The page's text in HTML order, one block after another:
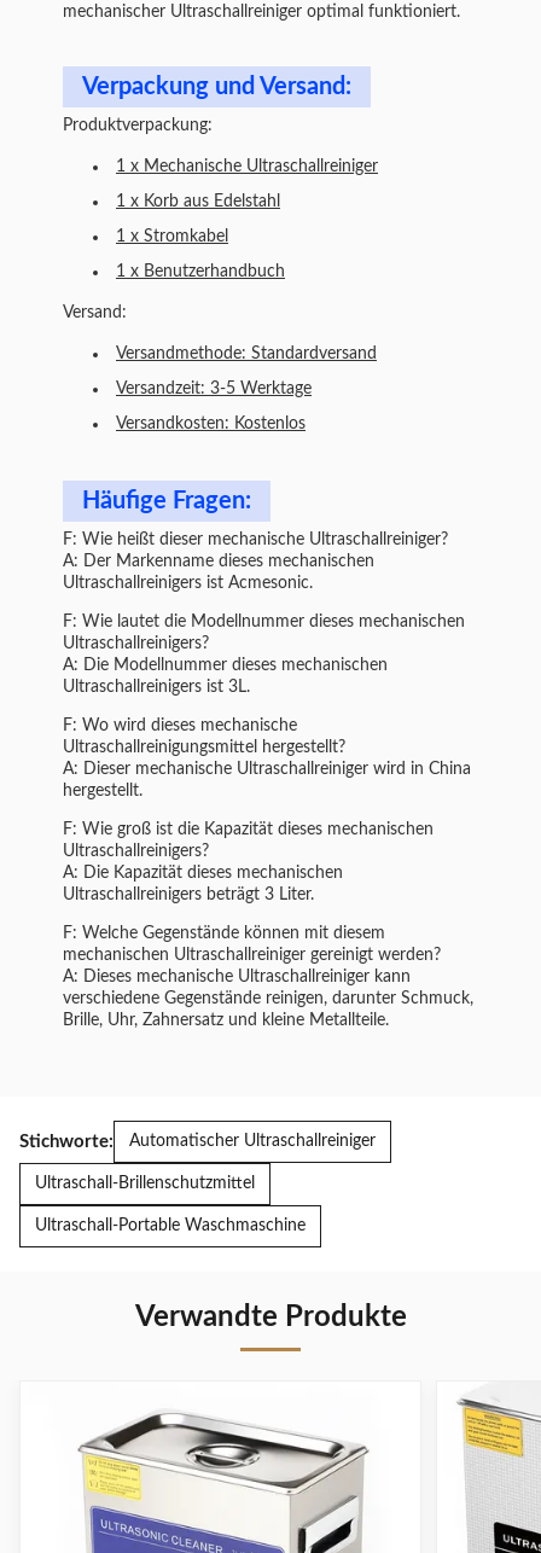
mechanischer Ultraschallreiniger optimal funktioniert.
Verpackung und Versand:
Produktverpackung:
1 x Mechanische Ultraschallreiniger
1 x Korb aus Edelstahl
1 x Stromkabel
1 x Benutzerhandbuch
Versand:
Versandmethode: Standardversand
Versandzeit: 3-5 Werktage
Versandkosten: Kostenlos
Häufige Fragen:
F: Wie heißt dieser mechanische Ultraschallreiniger?
A: Der Markenname dieses mechanischen
Ultraschallreinigers ist Acmesonic.
F: Wie lautet die Modellnummer dieses mechanischen
Ultraschallreinigers?
A: Die Modellnummer dieses mechanischen
Ultraschallreinigers ist 3L.
F: Wo wird dieses mechanische
Ultraschallreinigungsmittel hergestellt?
A: Dieser mechanische Ultraschallreiniger wird in China
hergestellt.
F: Wie groß ist die Kapazität dieses mechanischen
Ultraschallreinigers?
A: Die Kapazität dieses mechanischen
Ultraschallreinigers beträgt 3 Liter.
F: Welche Gegenstände können mit diesem
mechanischen Ultraschallreiniger gereinigt werden?
A: Dieses mechanische Ultraschallreiniger kann
verschiedene Gegenstände reinigen, darunter Schmuck,
Brille, Uhr, Zahnersatz und kleine Metallteile.
Stichworte: Automatischer Ultraschallreiniger
Ultraschall-Brillenschutzmittel
Ultraschall-Portable Waschmaschine
Verwandte Produkte